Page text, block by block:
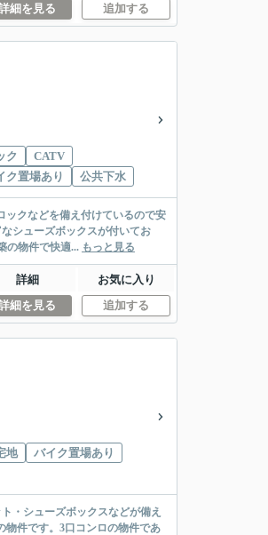
細を見る 追加する
ク
CATV
ク置場あり 公共下水
ックなどを備え付けているので安
シューズボックスが付いてお
の物件で快適... もっと見る
詳細
お気に入り
細を見る 追加する
地
バイク置場あり
・シューズボックスなどが備え
件です。3口コンロの物件であ